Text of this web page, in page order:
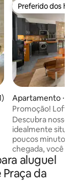
avaliação média de
Preferido dos
Preferido dos
Apartamento ⋅
Promoção! Loft
Localização
Descubra nosso
idealmente
poucos minutos da
chegada, você
chique e
conforto e
hóspedes. O
aluguel
da